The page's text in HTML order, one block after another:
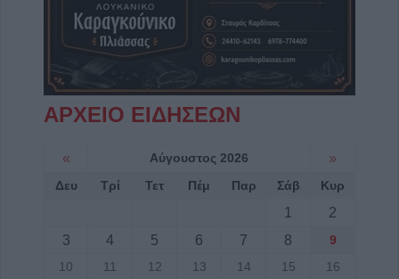
ΑΡΧΕΙΟ ΕΙΔΗΣΕΩΝ
« Αύγουστος 2026 »
Δευ Τρί Τετ Πέμ Παρ Σάβ Κυρ
1
2
3
4 5 6 7 8
9
10
11 12 13 14 15
16